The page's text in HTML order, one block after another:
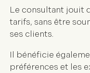
Le consultant jouit
tarifs, sans être
ses clients.
Il bénéficie
préférences et les